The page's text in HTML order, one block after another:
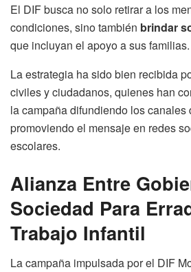
El DIF busca no solo retirar a los
condiciones, sino también brindar
que incluyan el apoyo a sus familias.
La estrategia ha sido bien recibida
civiles y ciudadanos, quienes han
la campaña difundiendo los canales
promoviendo el mensaje en redes
escolares.
Alianza Entre
Sociedad Para
Trabajo Infantil
La campaña impulsada por el DIF